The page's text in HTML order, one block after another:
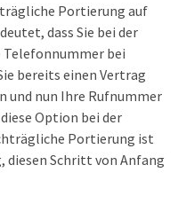
Portierung auf
dass Sie bei der
Telefonnummer bei
bereits einen Vertrag
und nun Ihre Rufnummer
Option bei der
Portierung ist
diesen Schritt von Anfang